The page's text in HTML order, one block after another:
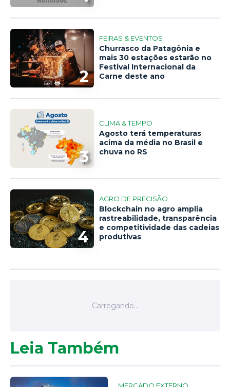
2
FEIRAS & EVENTOS
Churrasco da Patagônia e
mais 30 estações estarão no
Festival Internacional da
Carne deste ano
3
CLIMA & TEMPO
Agosto terá temperaturas
acima da média no Brasil e
chuva no RS
4
AGRO DE PRECISÃO
Blockchain no agro amplia
rastreabilidade, transparência
e competitividade das cadeias
produtivas
Leia Também
MERCADO EXTERNO